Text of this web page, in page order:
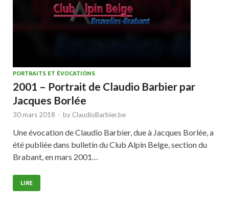
PORTRAITS ET ÉVOCATIONS
2001 – Portrait de Claudio Barbier par
Jacques Borlée
30 mars 2018 - by ClaudioBarbier.be
Une évocation de Claudio Barbier, due à Jacques Borlée, a
été publiée dans bulletin du Club Alpin Belge, section du
Brabant, en mars 2001…
LIRE